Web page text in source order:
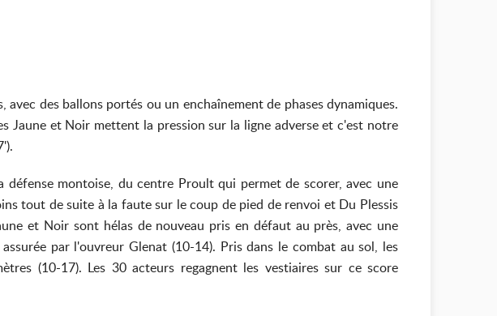
des ballons portés ou un enchaînement de phases dynamiques.
Jaune et Noir mettent la pression sur la ligne adverse et c'est notre
montoise, du centre Proult qui permet de scorer, avec une
tout de suite à la faute sur le coup de pied de renvoi et Du Plessis
et Noir sont hélas de nouveau pris en défaut au près, avec une
par l'ouvreur Glenat (10-14). Pris dans le combat au sol, les
(10-17). Les 30 acteurs regagnent les vestiaires sur ce score